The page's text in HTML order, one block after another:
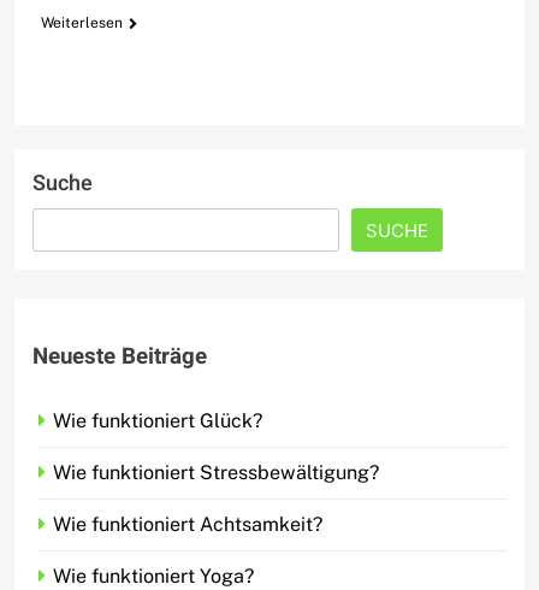
Weiterlesen
Suche
SUCHE
Neueste Beiträge
Wie funktioniert Glück?
Wie funktioniert Stressbewältigung?
Wie funktioniert Achtsamkeit?
Wie funktioniert Yoga?